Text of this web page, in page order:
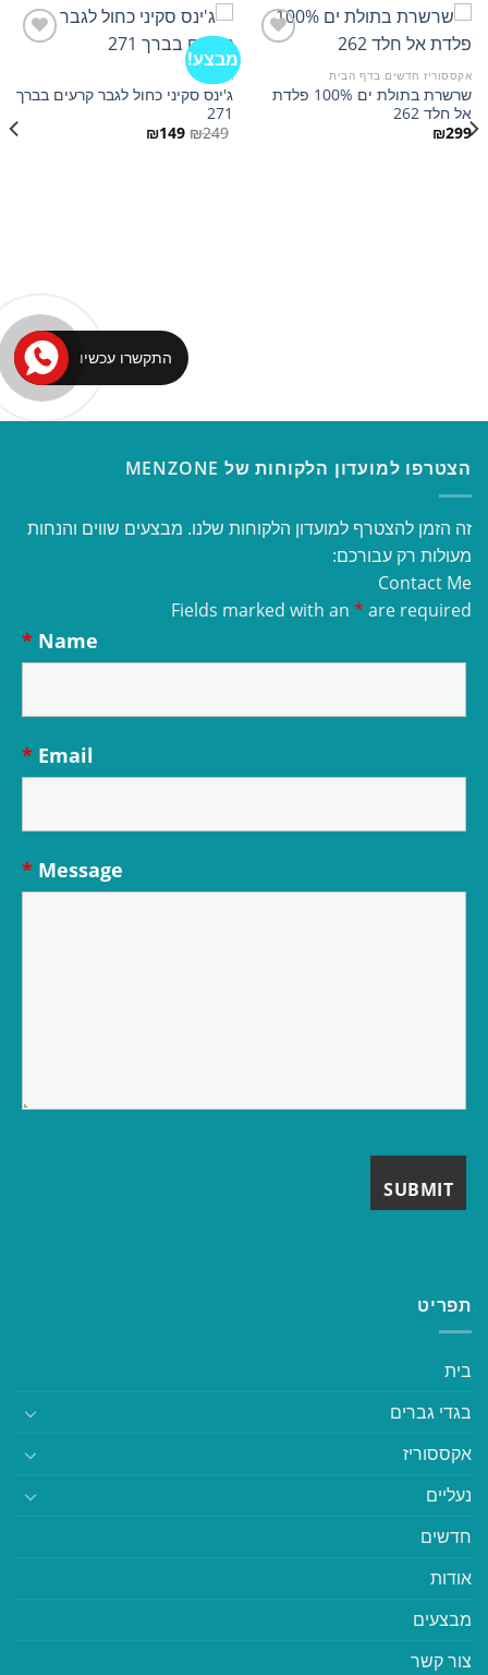
הוסף
אקססוריז חדשים בדף הבית
שרשרת בתולת ים 100% פלדת
אל חלד 262
₪299
מבצע!
הוסף
ג'ינסים
ג'ינס סקיני כחול לגבר קרעים בברך
271
₪249 המחיר
₪149 המחיר
הצטרפו למועדון הלקוחות של MENZONE
זה הזמן להצטרף למועדון הלקוחות שלנו. מבצעים שווים והנחות
מעולות רק עבורכם:
Contact Me
Fields marked with an * are required
Name
*
Email
*
Message
*
תפריט
בית
בגדי גברים
אקססוריז
נעליים
חדשים
אודות
מבצעים
צור קשר
התקשרו עכשיו